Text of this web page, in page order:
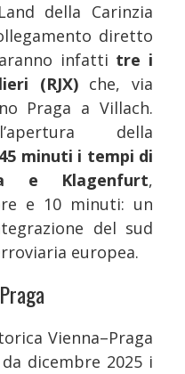
della Carinzia
diretto
infatti tre i
(RJX)che, via
Praga a Villach.
della
45 minuti i tempi di
e Klagenfurt,
e 10 minuti: un
del sud
europea.
Vienna–Praga
dicembre 2025 i